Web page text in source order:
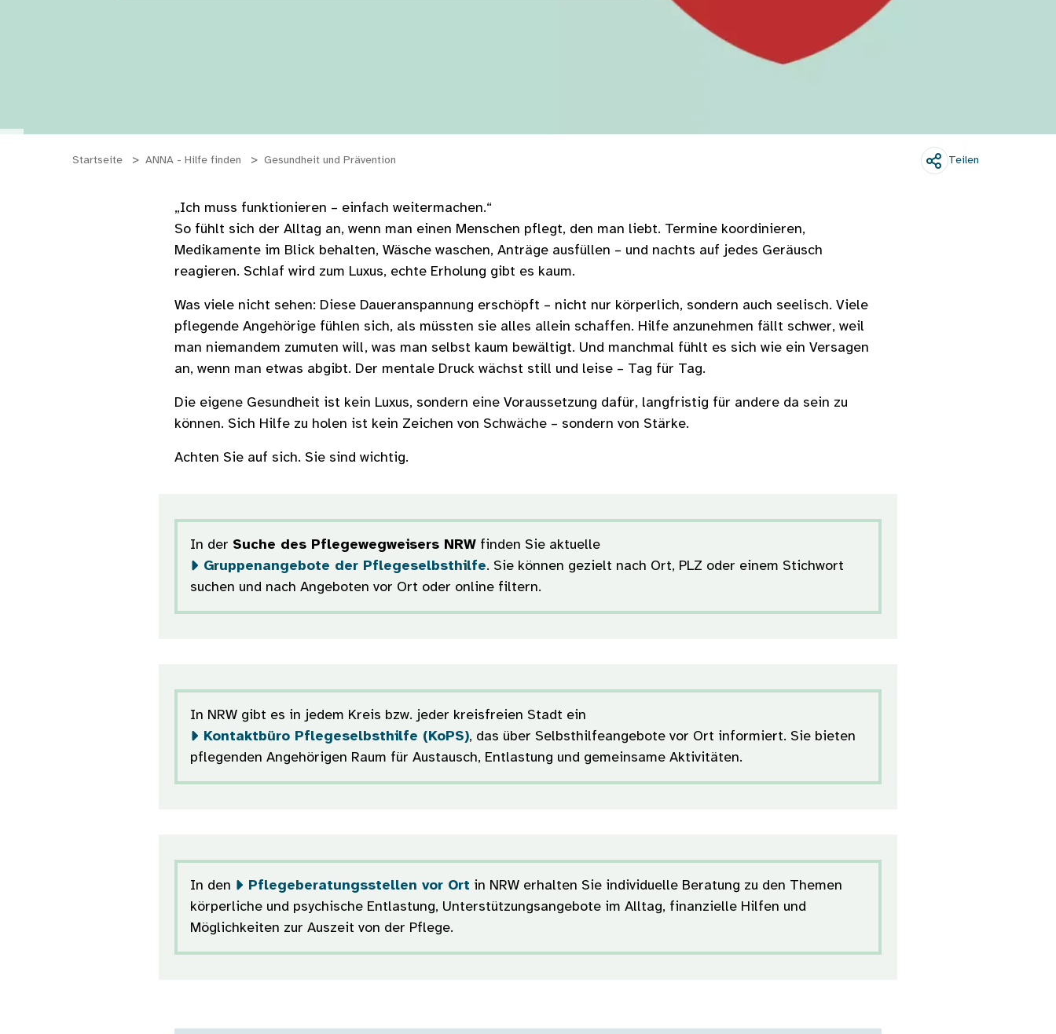
Startseite ANNA - Hilfe finden Gesundheit und Prävention Teilen
„Ich muss funktionieren – einfach weitermachen.“
So fühlt sich der Alltag an, wenn man einen Menschen pflegt, den man liebt. Termine koordinieren,
Medikamente im Blick behalten, Wäsche waschen, Anträge ausfüllen – und nachts auf jedes Geräusch
reagieren. Schlaf wird zum Luxus, echte Erholung gibt es kaum.
Was viele nicht sehen: Diese Daueranspannung erschöpft – nicht nur körperlich, sondern auch seelisch. Viele
pflegende Angehörige fühlen sich, als müssten sie alles allein schaffen. Hilfe anzunehmen fällt schwer, weil
man niemandem zumuten will, was man selbst kaum bewältigt. Und manchmal fühlt es sich wie ein Versagen
an, wenn man etwas abgibt. Der mentale Druck wächst still und leise – Tag für Tag.
Die eigene Gesundheit ist kein Luxus, sondern eine Voraussetzung dafür, langfristig für andere da sein zu
können. Sich Hilfe zu holen ist kein Zeichen von Schwäche – sondern von Stärke.
Achten Sie auf sich. Sie sind wichtig.
In der Suche des Pflegewegweisers NRW finden Sie aktuelle
Gruppenangebote der Pflegeselbsthilfe. Sie können gezielt nach Ort, PLZ oder einem Stichwort
suchen und nach Angeboten vor Ort oder online filtern.
In NRW gibt es in jedem Kreis bzw. jeder kreisfreien Stadt ein
Kontaktbüro Pflegeselbsthilfe (KoPS), das über Selbsthilfeangebote vor Ort informiert. Sie bieten
pflegenden Angehörigen Raum für Austausch, Entlastung und gemeinsame Aktivitäten.
In den Pflegeberatungsstellen vor Ort in NRW erhalten Sie individuelle Beratung zu den Themen
körperliche und psychische Entlastung, Unterstützungsangebote im Alltag, finanzielle Hilfen und
Möglichkeiten zur Auszeit von der Pflege.